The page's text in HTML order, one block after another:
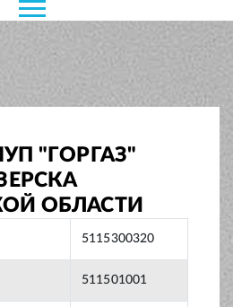
"ГОРГАЗ"
ОБЛАСТИ
5115300320
511501001